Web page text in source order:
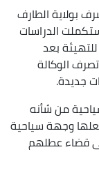
بولاية الطارف
الدراسات
بعد
الوكالة
جديدة.
من شأنه
وجهة سياحية
قضاء عطلهم